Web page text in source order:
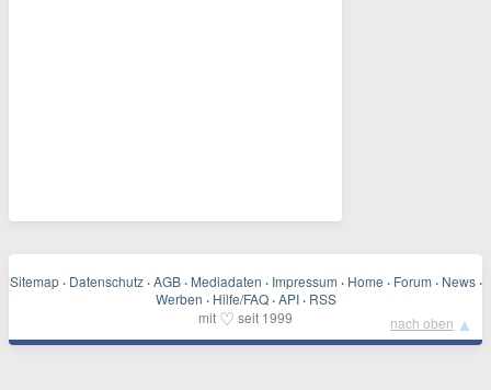
Sitemap · Datenschutz · AGB · Mediadaten · Impressum · Home · Forum · News ·
Werben · Hilfe/FAQ · API · RSS
mit ♡ seit 1999 nach oben ▲